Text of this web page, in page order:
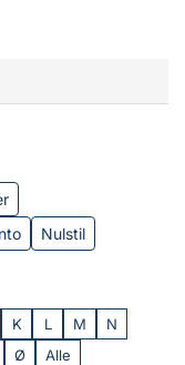
Nulstil
K L M
N
Ø Alle